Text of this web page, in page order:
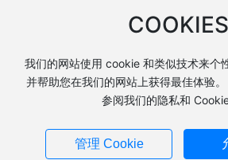
提交
COOKIES
我们的网站使用 cookie 和类似技术来个
并帮助您在我们的网站上获得最佳体验
参阅我们的隐私和
管理 Cookie
网站建设：中企动力 青岛|标签